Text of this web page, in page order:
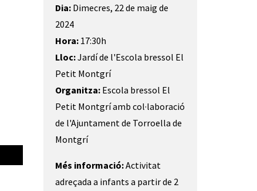
Dia:Dimecres, 22 de maig de
2024
Hora: 17:30h
Lloc:Jardí de l'Escola bressol El
Petit Montgrí
Organitza:Escola bressol El
Petit Montgrí amb col·laboració
de l'Ajuntament de Torroella de
Montgrí
Més informació:Activitat
adreçada a infants a partir de 2